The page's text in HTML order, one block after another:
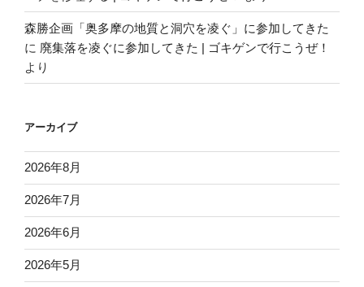
森勝企画「奥多摩の地質と洞穴を凌ぐ」に参加してきた
に 廃集落を凌ぐに参加してきた | ゴキゲンで行こうぜ！
より
アーカイブ
2026年8月
2026年7月
2026年6月
2026年5月